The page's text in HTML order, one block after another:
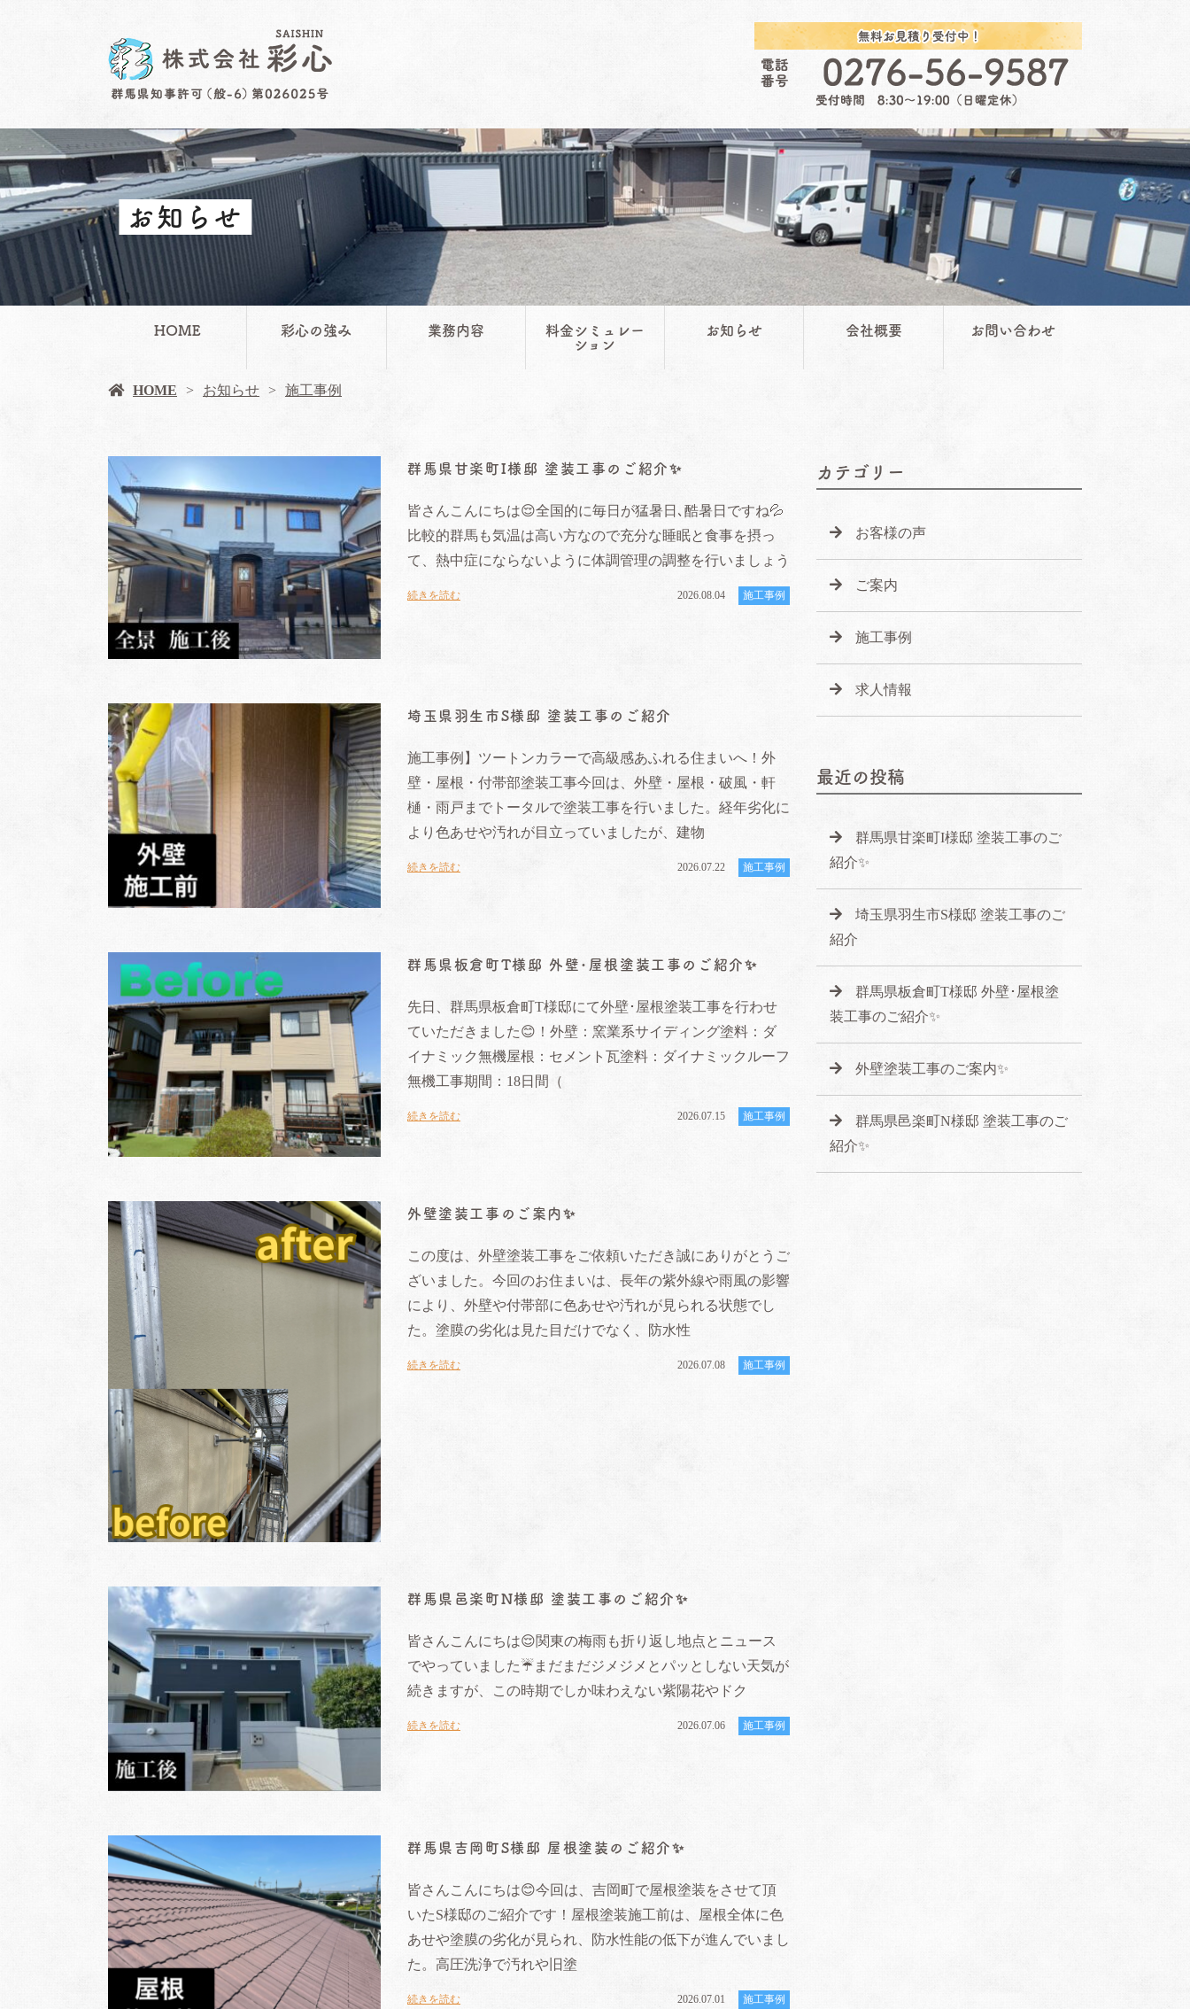
お知らせ
HOME 彩心の強み 業務内容
料金シミュレー
ション
お知らせ 会社概要 お問い合わせ
HOME お知らせ 施工事例
群馬県甘楽町I様邸 塗装工事のご紹介✨
皆さんこんにちは😌全国的に毎日が猛暑日､酷暑日ですね💦
比較的群馬も気温は高い方なので充分な睡眠と食事を摂っ
て、熱中症にならないように体調管理の調整を行いましょう
続きを読む 2026.08.04 施工事例
埼玉県羽生市S様邸 塗装工事のご紹介
施工事例】ツートンカラーで高級感あふれる住まいへ！外
壁・屋根・付帯部塗装工事今回は、外壁・屋根・破風・軒
樋・雨戸までトータルで塗装工事を行いました。経年劣化に
より色あせや汚れが目立っていましたが、建物
続きを読む 2026.07.22 施工事例
群馬県板倉町T様邸 外壁･屋根塗装工事のご紹介✨
先日、群馬県板倉町T様邸にて外壁･屋根塗装工事を行わせ
ていただきました😊！外壁：窯業系サイディング塗料：ダ
イナミック無機屋根：セメント瓦塗料：ダイナミックルーフ
無機工事期間：18日間（
続きを読む 2026.07.15 施工事例
外壁塗装工事のご案内✨
この度は、外壁塗装工事をご依頼いただき誠にありがとうご
ざいました。今回のお住まいは、長年の紫外線や雨風の影響
により、外壁や付帯部に色あせや汚れが見られる状態でし
た。塗膜の劣化は見た目だけでなく、防水性
続きを読む 2026.07.08 施工事例
群馬県邑楽町N様邸 塗装工事のご紹介✨
皆さんこんにちは😌関東の梅雨も折り返し地点とニュース
でやっていました☔️まだまだジメジメとパッとしない天気が
続きますが、この時期でしか味わえない紫陽花やドク
続きを読む 2026.07.06 施工事例
群馬県吉岡町S様邸 屋根塗装のご紹介✨
皆さんこんにちは😊今回は、吉岡町で屋根塗装をさせて頂
いたS様邸のご紹介です！屋根塗装施工前は、屋根全体に色
あせや塗膜の劣化が見られ、防水性能の低下が進んでいまし
た。高圧洗浄で汚れや旧塗
続きを読む 2026.07.01 施工事例
カテゴリー
お客様の声
ご案内
施工事例
求人情報
最近の投稿
群馬県甘楽町I様邸 塗装工事のご
紹介✨
埼玉県羽生市S様邸 塗装工事のご
紹介
群馬県板倉町T様邸 外壁･屋根塗
装工事のご紹介✨
外壁塗装工事のご案内✨
群馬県邑楽町N様邸 塗装工事のご
紹介✨